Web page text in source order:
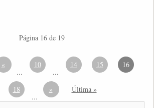
Página 16 de 19
«
...
10
...
14 15 16
18
...
» Última »